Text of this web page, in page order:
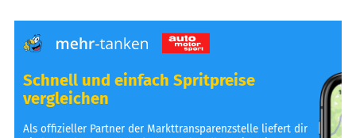
Schnell und einfach Spritpreise
vergleichen
Als offizieller Partner der Markttransparenzstelle liefert dir